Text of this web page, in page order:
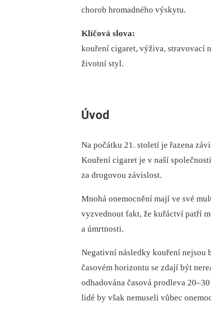
chorob hromadného výskytu.
Klíčová slova:
kouření cigaret, výživa, stravovací
životní styl.
Úvod
Na počátku 21. století je řazena
Kouření cigaret je v naší
za drogovou závislost.
Mnohá onemocnění mají ve své
vyzvednout fakt, že kuřáctví patří
a úmrtnosti.
Negativní následky kouření nejsou
časovém horizontu se zdají být
odhadována časová prodleva
lidé by však nemuseli vůbec